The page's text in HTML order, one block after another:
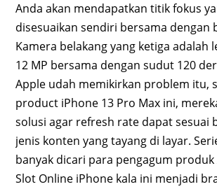
Anda akan mendapatkan titik fokus
disesuaikan sendiri bersama dengan
Kamera belakang yang ketiga adalah
12 MP bersama dengan sudut 120
Apple udah memikirkan problem itu,
product iPhone 13 Pro Max ini,
solusi agar refresh rate dapat sesuai
jenis konten yang tayang di layar.
banyak dicari para pengagum produk
Slot Online iPhone kala ini menjadi